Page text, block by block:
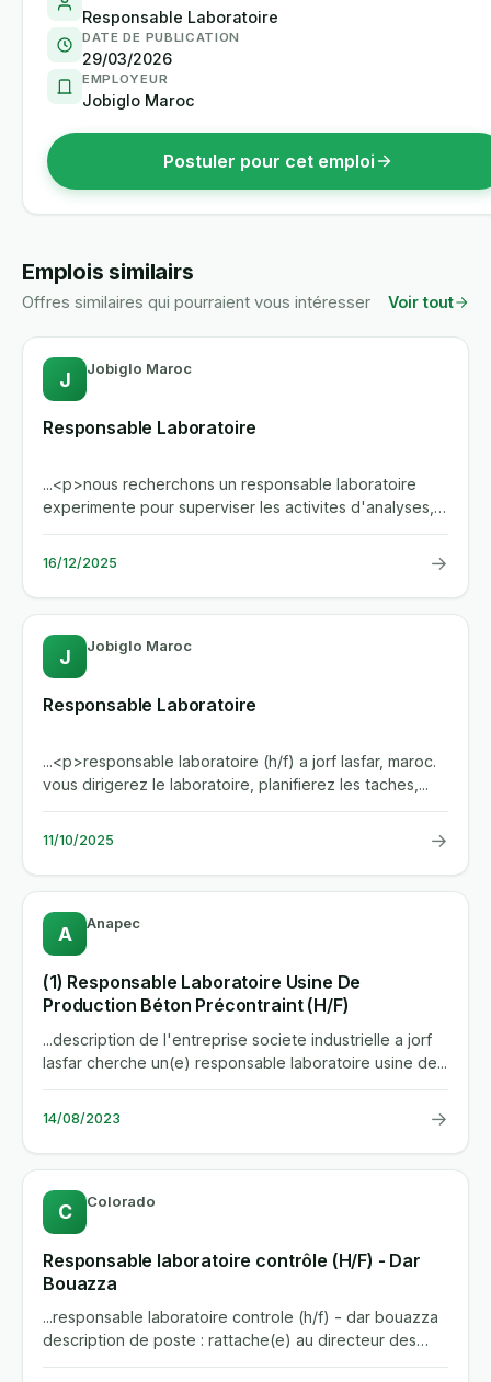
Responsable Laboratoire
DATE DE PUBLICATION
29/03/2026
EMPLOYEUR
Jobiglo Maroc
Postuler pour cet emploi
Emplois similairs
Offres similaires qui pourraient vous intéresser Voir tout
J Jobiglo Maroc
Responsable Laboratoire
...<p>nous recherchons un responsable laboratoire
experimente pour superviser les activites d'analyses,
de controle et de...
16/12/2025 →
J Jobiglo Maroc
Responsable Laboratoire
...<p>responsable laboratoire (h/f) a jorf lasfar, maroc.
vous dirigerez le laboratoire, planifierez les taches,...
11/10/2025 →
A Anapec
(1) Responsable Laboratoire Usine De
Production Béton Précontraint (H/F)
...description de l'entreprise societe industrielle a jorf
lasfar cherche un(e) responsable laboratoire usine de...
14/08/2023 →
C Colorado
Responsable laboratoire contrôle (H/F) - Dar
Bouazza
...responsable laboratoire controle (h/f) - dar bouazza
description de poste : rattache(e) au directeur des
laboratoires...